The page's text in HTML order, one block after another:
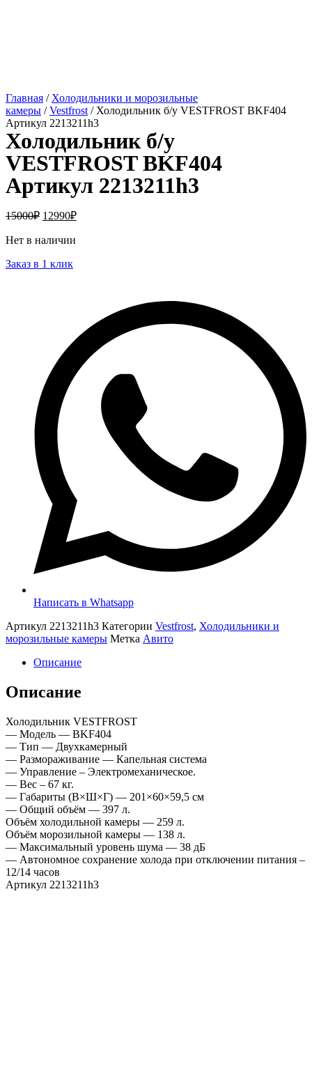
Главная / Холодильники и морозильные
камеры /Vestfrost / Холодильник б/у VESTFROST BKF404
Артикул 2213211h3
Холодильник б/у
VESTFROST BKF404
Артикул 2213211h3
15000₽ 12990₽
Нет в наличии
Заказ в 1 клик
Написать в Whatsapp
Артикул 2213211h3 Категории Vestfrost, Холодильники и
морозильные камеры Метка Авито
Описание
Описание
Холодильник VESTFROST
— Модель — BKF404
— Тип — Двухкамерный
— Размораживание — Капельная система
— Управление – Электромеханическое.
— Вес – 67 кг.
— Габариты (В×Ш×Г) — 201×60×59,5 см
— Общий объём — 397 л.
Объём холодильной камеры — 259 л.
Объём морозильной камеры — 138 л.
— Максимальный уровень шума — 38 дБ
— Автономное сохранение холода при отключении питания –
12/14 часов
Артикул 2213211h3